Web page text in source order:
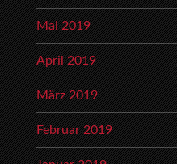
Mai 2019
April 2019
März 2019
Februar 2019